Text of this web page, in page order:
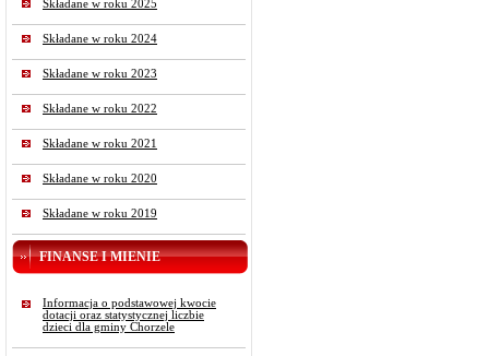
Składane w roku 2025
Składane w roku 2024
Składane w roku 2023
Składane w roku 2022
Składane w roku 2021
Składane w roku 2020
Składane w roku 2019
FINANSE I MIENIE
Informacja o podstawowej kwocie
dotacji oraz statystycznej liczbie
dzieci dla gminy Chorzele